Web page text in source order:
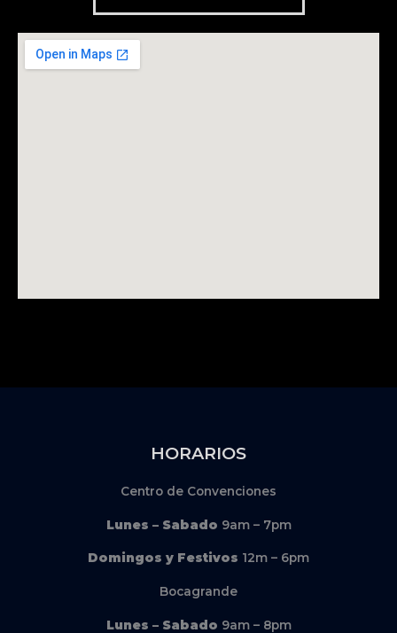
HORARIOS
Centro de Convenciones
Lunes – Sabado 9am – 7pm
Domingos y Festivos 12m – 6pm
Bocagrande
Lunes – Sabado 9am – 8pm